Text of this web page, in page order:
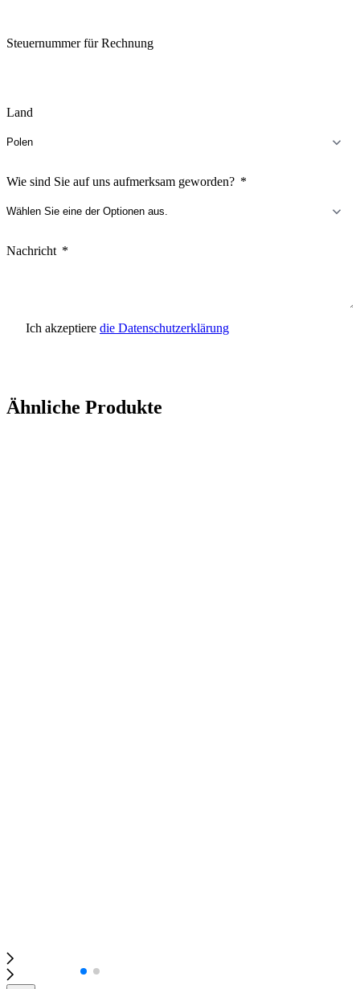
Steuernummer für Rechnung
Land
Wie sind Sie auf uns aufmerksam geworden?
Nachricht
Ich akzeptiere die Datenschutzerklärung
Ähnliche Produkte